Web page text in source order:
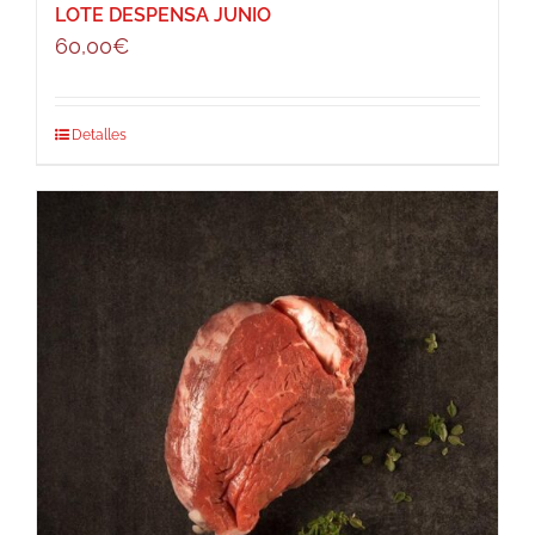
LOTE DESPENSA JUNIO
60,00€
Detalles